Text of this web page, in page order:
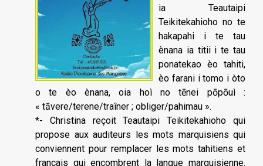
ia Teautaipi
Teikitekahioho no te
hakapahi i te tau
ènana ia titii i te tau
ponatekao èo tahiti,
èo farani i tomo i òto
o te èo ènana, oia hoì no tēnei pōpōuì :
« tāvere/terene/traîner ; obliger/pahimau ».
*- Christina reçoit Teautaipi Teikitekahioho qui
propose aux auditeurs les mots marquisiens qui
conviennent pour remplacer les mots tahitiens et
français qui encombrent la langue marquisienne.